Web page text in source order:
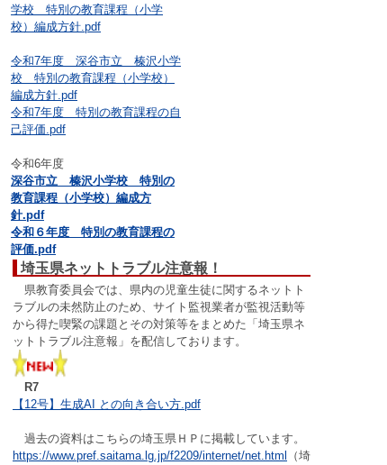
学校 特別の教育課程（小学
校）編成方針.pdf
令和7年度 深谷市立 榛沢小学
校 特別の教育課程（小学校）
編成方針.pdf
令和7年度 特別の教育課程の自
己評価.pdf
令和6年度
深谷市立 榛沢小学校 特別の
教育課程（小学校）編成方
針.pdf
令和６年度 特別の教育課程の
評価.pdf
埼玉県ネットトラブル注意報！
県教育委員会では、県内の児童生徒に関するネットト
ラブルの未然防止のため、サイト監視業者が監視活動等
から得た喫緊の課題とその対策等をまとめた「埼玉県ネ
ットトラブル注意報」を配信しております。
R7
【12号】生成AI との向き合い方.pdf
過去の資料はこちらの埼玉県ＨＰに掲載しています。
https://www.pref.saitama.lg.jp/f2209/internet/net.html
（埼